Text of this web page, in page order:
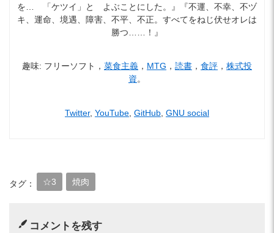
を… 「ケツイ」と よぶことにした。』『不運、不幸、不ヅ
キ、運命、境遇、障害、不平、不正。すべてをねじ伏せオレは
勝つ……！』
趣味: フリーソフト， 菜食主義 ， MTG ， 読書 ， 食評 ， 株式投
資。
Twitter, YouTube GitHub GNU social
タグ： ☆3 焼肉
コメントを残す